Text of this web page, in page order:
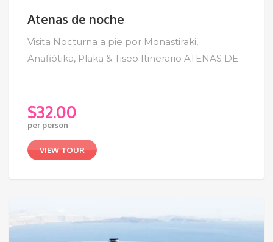
Atenas de noche
Visita Nocturna a pie por Monastiraki,
Anafiótika, Plaka & Tiseo Itinerario ATENAS DE
$32.00
per person
VIEW TOUR